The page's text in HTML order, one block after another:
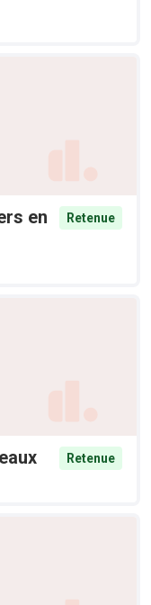
en
Retenue
Retenue